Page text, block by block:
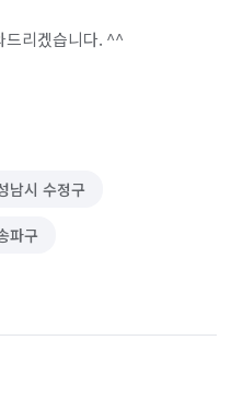
드리겠습니다. ^^
남시 수정구
파구